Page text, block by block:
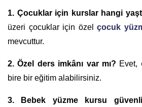
1. Çocuklar için kurslar hangi
üzeri çocuklar için özelçocuk
mevcuttur.
2. Özel ders imkânı var mı? Evet,
bire bir eğitim alabilirsiniz.
3. Bebek yüzme kursu